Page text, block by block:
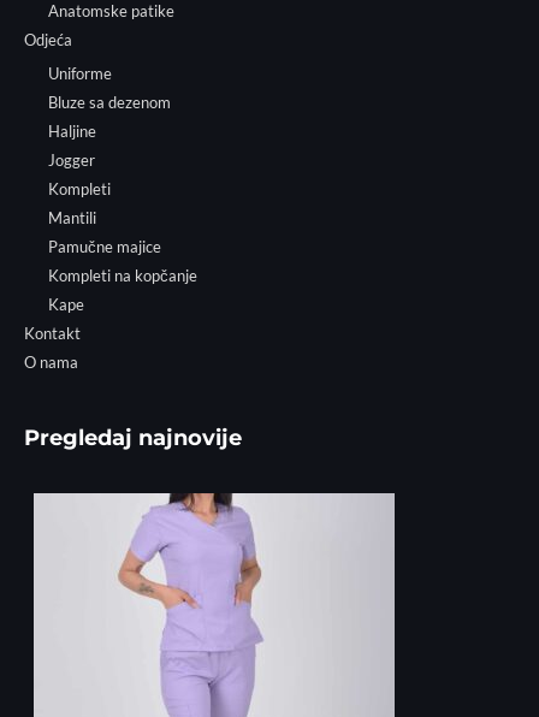
Anatomske patike
Odjeća
Uniforme
Bluze sa dezenom
Haljine
Jogger
Kompleti
Mantili
Pamučne majice
Kompleti na kopčanje
Kape
Kontakt
O nama
Pregledaj najnovije